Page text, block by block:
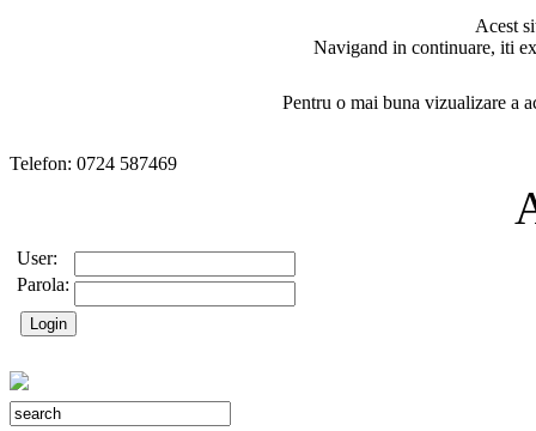
Acest
Navigand in continuare, iti
Pentru o mai buna vizualizare a
Telefon: 0724 587469
User:
Parola: